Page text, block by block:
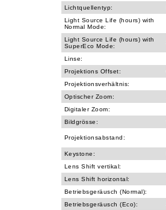
Lichtquellentyp:
Light Source Life (hours) with
Normal Mode:
Light Source Life (hours) with
SuperEco Mode:
Linse:
Projektions Offset:
Projektionsverhältnis:
Optischer Zoom:
Digitaler Zoom:
Bildgrösse:
Projektionsabstand:
Keystone:
Lens Shift vertikal:
Lens Shift horizontal:
Betriebsgeräusch (Normal):
Betriebsgeräusch (Eco):